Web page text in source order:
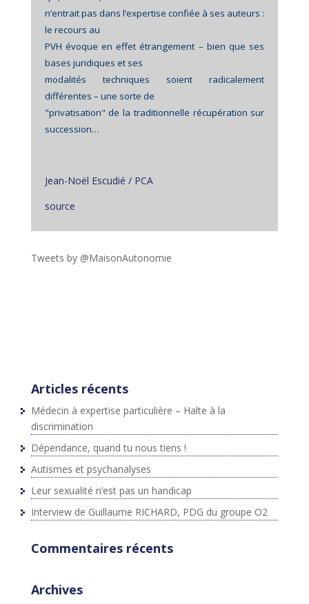
n’entrait pas dans l’expertise confiée à ses auteurs :
le recours au
PVH évoque en effet étrangement – bien que ses
bases juridiques et ses
modalités techniques soient radicalement
différentes – une sorte de
"privatisation" de la traditionnelle récupération sur
succession…
Jean-Noël Escudié / PCA
source
Tweets by @MaisonAutonomie
Articles récents
Médecin à expertise particulière – Halte à la
discrimination
Dépendance, quand tu nous tiens !
Autismes et psychanalyses
Leur sexualité n’est pas un handicap
Interview de Guillaume RICHARD, PDG du groupe O2
Commentaires récents
Archives